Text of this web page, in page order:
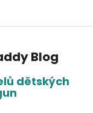
Blog
dětských